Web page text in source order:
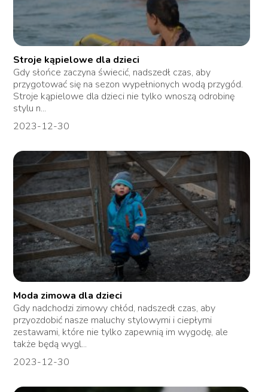
Stroje kąpielowe dla dzieci
Gdy słońce zaczyna świecić, nadszedł czas, aby
przygotować się na sezon wypełnionych wodą przygód.
Stroje kąpielowe dla dzieci nie tylko wnoszą odrobinę
stylu n...
2023-12-30
Moda zimowa dla dzieci
Gdy nadchodzi zimowy chłód, nadszedł czas, aby
przyozdobić nasze maluchy stylowymi i ciepłymi
zestawami, które nie tylko zapewnią im wygodę, ale
także będą wygl...
2023-12-30